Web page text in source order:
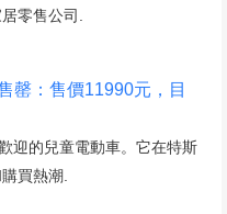
零售公司.
罄：售價11990元，目
迎的兒童電動車。它在特斯
買熱潮.